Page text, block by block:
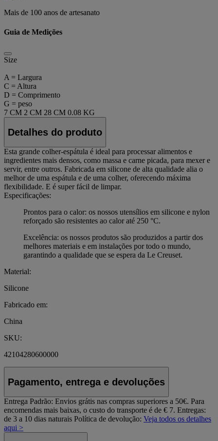
Mais de 100 anos de artesanato
Guia de Medições
Size
A = Largura
C = Altura
D = Comprimento
G = peso
7 CM 2 CM 28 CM 0.08 KG
Detalhes do produto
Esta grande colher-espátula é ideal para processar alimentos e
ingredientes mais densos, como massa e carne picada, para mexer e
servir, entre outros. Fabricada em silicone de alta qualidade alia o
melhor de uma espátula e de uma colher, oferecendo máxima
flexibilidade. E é super fácil de limpar.
Especificações:
Prontos para o calor: os nossos utensílios em silicone e nylon
reforçado são resistentes ao calor até 250 °C.
Excelência: os nossos produtos são produzidos a partir dos
melhores materiais e em instalações por todo o mundo,
garantindo a qualidade que se espera da Le Creuset.
Material:
Silicone
Fabricado em:
China
SKU:
42104280600000
Pagamento, entrega e devoluções
Entrega Padrão: Envios grátis nas compras superiores a 50€. Para
encomendas mais baixas, o custo do transporte é de € 7. Entregas:
de 3 a 10 dias naturais Política de devolução: Veja todos os detalhes
aqui >